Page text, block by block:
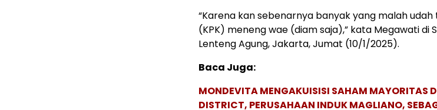
“Karena kan sebenarnya banyak yang malah udah
(KPK) meneng wae (diam saja),” kata Megawati di
Lenteng Agung, Jakarta, Jumat (10/1/2025).
Baca Juga:
MONDEVITA MENGAKUISISI SAHAM MAYORITAS
DISTRICT, PERUSAHAAN INDUK MAGLIANO,